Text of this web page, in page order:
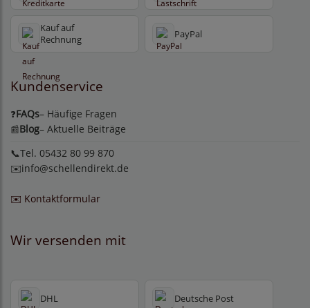
Kauf auf
Rechnung
PayPal
Kundenservice
❓FAQs– Häufige Fragen
📰Blog– Aktuelle Beiträge
📞Tel. 05432 80 99 870
✉️info@schellendirekt.de
✉️ Kontaktformular
Wir versenden mit
DHL Deutsche Post